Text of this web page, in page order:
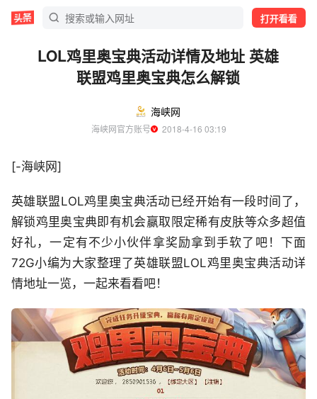
打开看看
LOL鸡里奥宝典活动详情及地址 英雄
联盟鸡里奥宝典怎么解锁
海峡网
海峡网官方账号
  2018-4-16 03:19
[-海峡网]
英雄联盟LOL鸡里奥宝典活动已经开始有一段时间了，
解锁鸡里奥宝典即有机会赢取限定稀有皮肤等众多超值
好礼，一定有不少小伙伴拿奖励拿到手软了吧！下面
72G小编为大家整理了英雄联盟LOL鸡里奥宝典活动详
情地址一览，一起来看看吧！